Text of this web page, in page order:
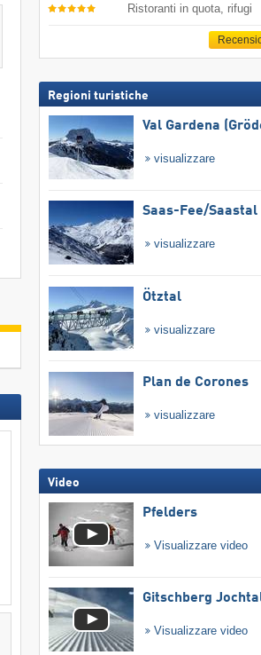
Ristoranti in quota, rifugi
Regioni turistiche
Val Gardena
visualizzare
Saas-Fee/​Saastal
visualizzare
Ötztal
visualizzare
Plan de Corones
visualizzare
Video
Pfelders
Visualizzare video
Gitschberg
Visualizzare video